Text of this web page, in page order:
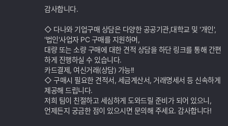
감사합니다.
◇ 다나와 기업구매 상담은 다양한 공공기관,대학교 및 '개인',
'법인'사업자 PC 구매를 지원하며,
대량 또는 소량 구매에 대한 견적 상담을 하단 링크를 통해 간편
하게 진행하실 수 있습니다.
카드결제, 여신거래(상담) 가능!!
◇ 구매시 필요한 견적서, 세금계산서, 거래명세서 등 신속하게
제공해 드립니다.
저희 팀이 친절하고 세심하게 도와드릴 준비가 되어 있으니,
언제든지 궁금한 점이 있으시면 문의해 주세요. 감사합니다!